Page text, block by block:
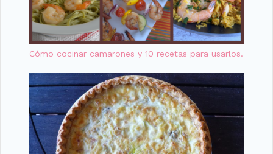
Cómo cocinar camarones y 10 recetas para usarlos.